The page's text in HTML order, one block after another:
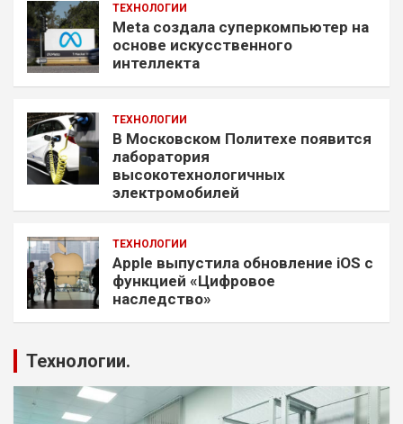
ТЕХНОЛОГИИ
Meta создала суперкомпьютер на
основе искусственного
интеллекта
ТЕХНОЛОГИИ
В Московском Политехе появится
лаборатория
высокотехнологичных
электромобилей
ТЕХНОЛОГИИ
Apple выпустила обновление iOS с
функцией «Цифровое
наследство»
Технологии.